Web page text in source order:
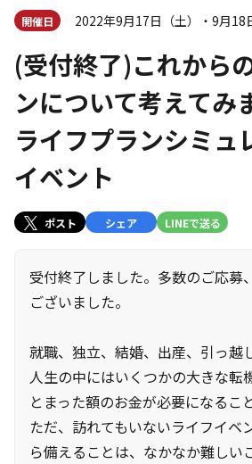
開催日 2022年9月17日（土）・9月18
(受付終了)これから
ンについて考えてみ
ライフプランシミュ
イベント
ポスト シェア LINEで送る
受付終了しました。多数のご応募
ございました。
就職、独立、結婚、出産、引っ越
人生の中にはいくつかの大きな転
とまった額のお金が必要になるこ
ただ、訪れてもいないライフイベ
ら備えることは、なかなか難しい